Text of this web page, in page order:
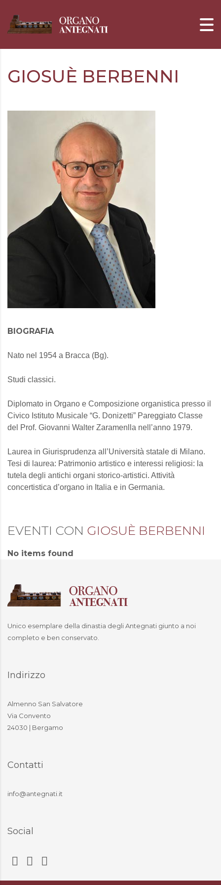
GIOSUÈ BERBENNI
BIOGRAFIA
Nato nel 1954 a Bracca (Bg).
Studi classici.
Diplomato in Organo e Composizione organistica presso il
Civico Istituto Musicale “G. Donizetti” Pareggiato Classe
del Prof. Giovanni Walter Zaramenlla nell’anno 1979.
Laurea in Giurisprudenza all’Università statale di Milano.
Tesi di laurea: Patrimonio artistico e interessi religiosi: la
tutela degli antichi organi storico-artistici. Attività
concertistica d’organo in Italia e in Germania.
EVENTI CON GIOSUÈ BERBENNI
No items found
Unico esemplare della dinastia degli Antegnati giunto a noi
completo e ben conservato.
Indirizzo
Almenno San Salvatore
Via Convento
24030 | Bergamo
Contatti
info@antegnati.it
Social